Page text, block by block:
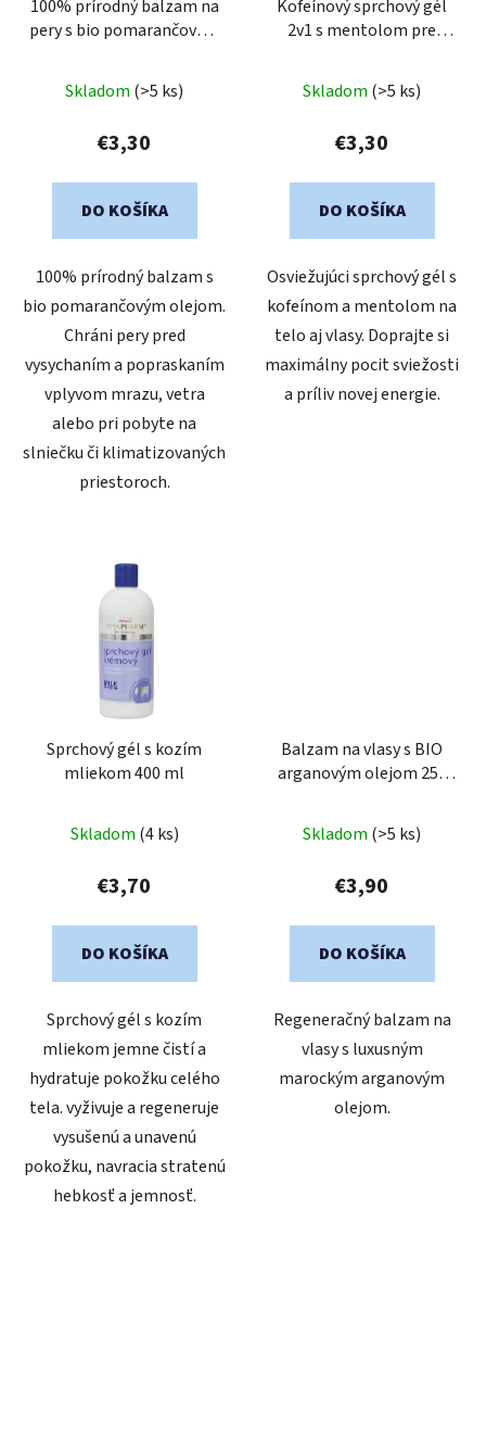
100% prírodný balzam na
pery s bio pomarančovým
Skladom (>5 ks)
€3,30
DO KOŠÍKA
100% prírodný balzam s
bio pomarančovým olejom.
Chráni pery pred
vysychaním a popraskaním
vplyvom mrazu, vetra
alebo pri pobyte na
slniečku či klimatizovaných
priestoroch.
Kofeínový sprchový gél
2v1 s mentolom pre
Skladom (>5 ks)
€3,30
DO KOŠÍKA
Osviežujúci sprchový gél s
kofeínom a mentolom na
telo aj vlasy. Doprajte si
maximálny pocit sviežosti
a príliv novej energie.
Sprchový gél s kozím
mliekom 400 ml
Skladom (4 ks)
€3,70
DO KOŠÍKA
Sprchový gél s kozím
mliekom jemne čistí a
hydratuje pokožku celého
tela. vyživuje a regeneruje
vysušenú a unavenú
pokožku, navracia stratenú
hebkosť a jemnosť.
Balzam na vlasy s BIO
arganovým olejom 250
Skladom (>5 ks)
€3,90
DO KOŠÍKA
Regeneračný balzam na
vlasy s luxusným
marockým arganovým
olejom.